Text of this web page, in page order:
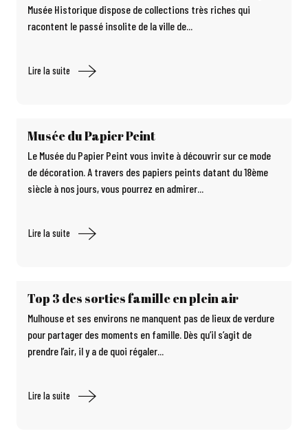
Musée Historique dispose de collections très riches qui
racontent le passé insolite de la ville de...
Lire la suite
Musée du Papier Peint
Le Musée du Papier Peint vous invite à découvrir sur ce mode
de décoration. A travers des papiers peints datant du 18ème
siècle à nos jours, vous pourrez en admirer...
Lire la suite
Top 3 des sorties famille en plein air
Mulhouse et ses environs ne manquent pas de lieux de verdure
pour partager des moments en famille. Dès qu’il s’agit de
prendre l’air, il y a de quoi régaler...
Lire la suite